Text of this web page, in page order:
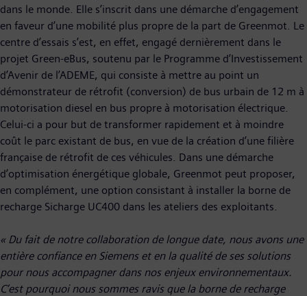
dans le monde. Elle s’inscrit dans une démarche d’engagement
en faveur d’une mobilité plus propre de la part de Greenmot. Le
centre d’essais s’est, en effet, engagé dernièrement dans le
projet Green-eBus, soutenu par le Programme d’Investissement
d’Avenir de l’ADEME, qui consiste à mettre au point un
démonstrateur de rétrofit (conversion) de bus urbain de 12 m à
motorisation diesel en bus propre à motorisation électrique.
Celui-ci a pour but de transformer rapidement et à moindre
coût le parc existant de bus, en vue de la création d’une filière
française de rétrofit de ces véhicules. Dans une démarche
d’optimisation énergétique globale, Greenmot peut proposer,
en complément, une option consistant à installer la borne de
recharge Sicharge UC400 dans les ateliers des exploitants.
« Du fait de notre collaboration de longue date, nous avons une
entière confiance en Siemens et en la qualité de ses solutions
pour nous accompagner dans nos enjeux environnementaux.
C’est pourquoi nous sommes ravis que la borne de recharge